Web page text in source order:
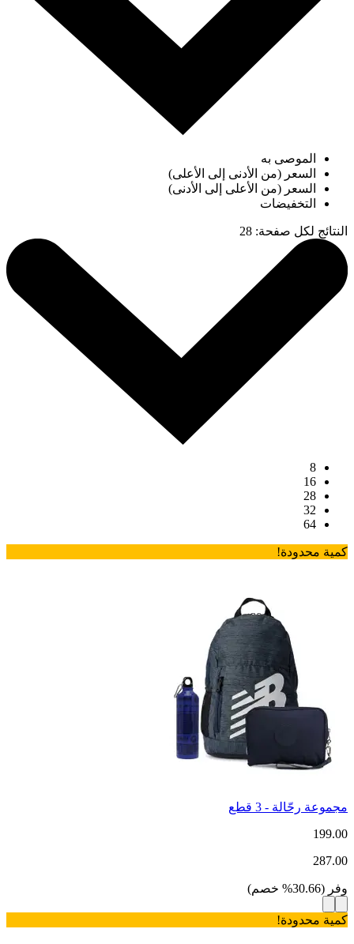
الموصى به
السعر (من الأدنى إلى الأعلى)
السعر (من الأعلى إلى الأدنى)
التخفيضات
النتائج لكل صفحة:
28
8
16
28
32
64
كمية محدودة!
مجموعة رحّالة - 3 قطع
199.00
287.00
وفر (
30.66
% خصم)
كمية محدودة!